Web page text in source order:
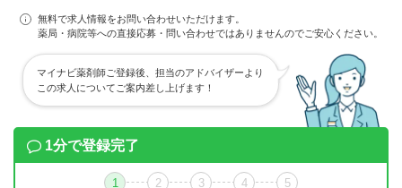
無料で求人情報をお問い合わせいただけます。
薬局・病院等への直接応募・問い合わせではありませんのでご安心ください。
マイナビ薬剤師ご登録後、担当のアドバイザーより
この求人についてご案内差し上げます！
1分で登録完了
1 2 3 4 5